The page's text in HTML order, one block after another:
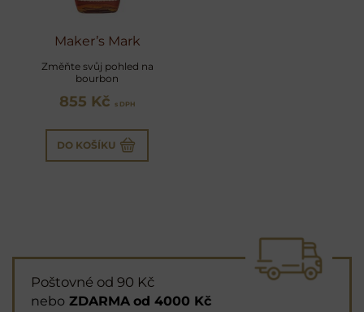
Maker’s Mark
Změňte svůj pohled na
bourbon
855 Kč s DPH
DO KOŠÍKU
Poštovné od 90 Kč
nebo ZDARMA od 4000 Kč